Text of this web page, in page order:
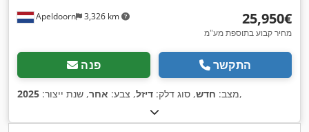
Apeldoorn 3,326 km ‏25,950 ‏€
מחיר קבוע בתוספת מע"מ
פנה התקשר
מצב: חדש, סוג דלק: דיזל, צבע: אחר, שנת ייצור: 2025 ,